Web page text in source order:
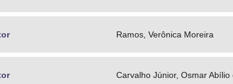
Ramos, Verônica Moreira
Carvalho Júnior, Osmar Abílio